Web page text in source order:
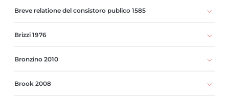
Breve relatione del consistoro publico 1585
Brizzi 1976
Bronzino 2010
Brook 2008